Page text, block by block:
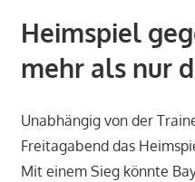
Heimspiel
mehr als nur
Unabhängig von der
Freitagabend das
Mit einem Sieg könnte